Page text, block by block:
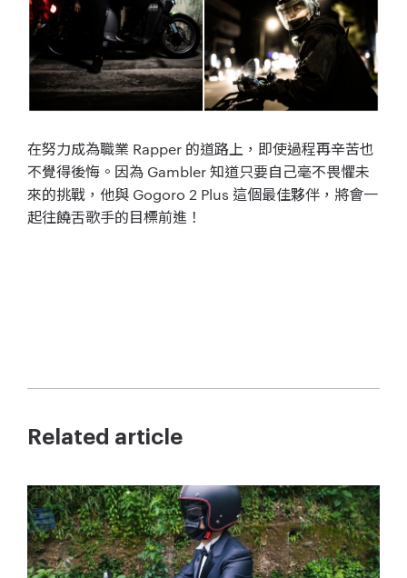
在努力成為職業 Rapper 的道路上，即使過程再辛苦也
不覺得後悔。因為 Gambler 知道只要自己毫不畏懼未
來的挑戰，他與 Gogoro 2 Plus 這個最佳夥伴，將會一
起往饒舌歌手的目標前進！
Related article